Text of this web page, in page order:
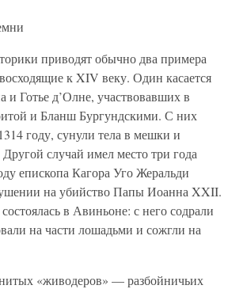
приводят обычно два примера
к XIV веку. Один касается
и Готье д’Олне, участвовавших в
и Бланш Бургундскими. С них
году, сунули тела в мешки и
случай имел место три года
епископа Кагора Уго Жеральди
на убийство Папы Иоанна XXII.
в Авиньоне: с него содрали
на части лошадьми и сожгли на
«живодеров» — разбойничьих